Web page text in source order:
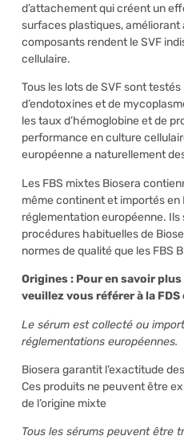
d’attachement qui créent un
surfaces plastiques, améliorant
composants rendent le SVF
cellulaire.
Tous les lots de SVF sont
d’endotoxines et de
les taux d’hémoglobine et de
performance en culture
européenne a naturellement
Les FBS mixtes Biosera
même continent et importés
réglementation européenne.
procédures habituelles de
normes de qualité que les FBS
Origines : Pour en savoir
veuillez vous référer à la
Le sérum est collecté ou
réglementations européennes.
Biosera garantit l’exactitude
Ces produits ne peuvent être
de l’origine mixte
Tous les sérums peuvent être